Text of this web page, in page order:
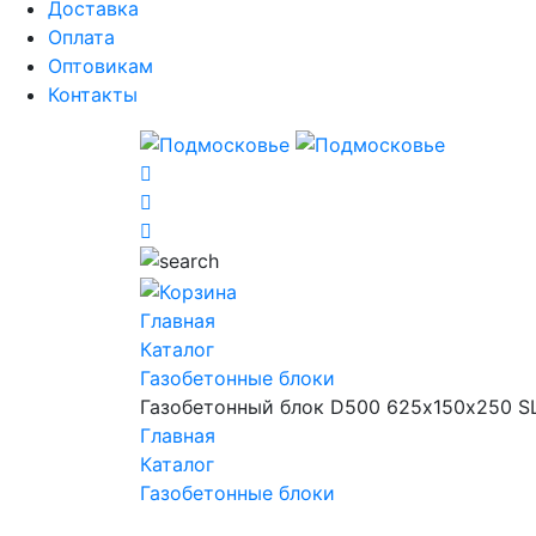
Доставка
Оплата
Оптовикам
Контакты
Главная
Каталог
Газобетонные блоки
Газобетонный блок D500 625х150х250
Главная
Каталог
Газобетонные блоки